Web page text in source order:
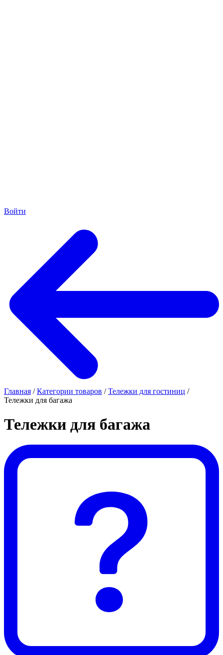
Войти
Главная / Категории товаров / Тележки для гостиниц /
Тележки для багажа
Тележки для багажа